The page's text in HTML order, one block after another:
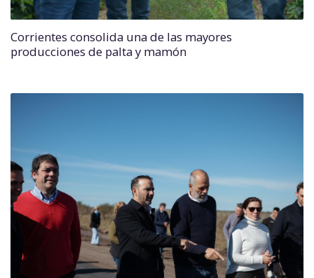
Corrientes consolida una de las mayores
producciones de palta y mamón